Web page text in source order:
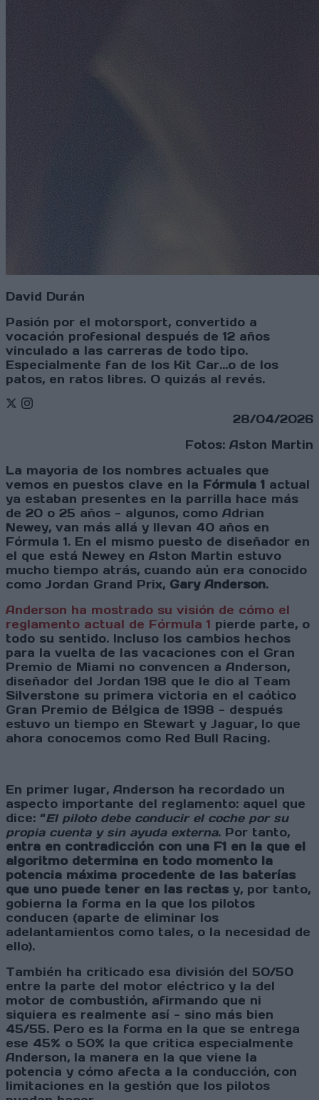
David Durán
Pasión por el motorsport, convertido a
vocación profesional después de 12 años
vinculado a las carreras de todo tipo.
Especialmente fan de los Kit Car...o de los
patos, en ratos libres. O quizás al revés.
Twitter
Instagram
28/04/2026
Fotos: Aston Martin
La mayoria de los nombres actuales que
vemos en puestos clave en la Fórmula 1 actual
ya estaban presentes en la parrilla hace más
de 20 o 25 años - algunos, como Adrian
Newey, van más allá y llevan 40 años en
Fórmula 1. En el mismo puesto de diseñador en
el que está Newey en Aston Martin estuvo
mucho tiempo atrás, cuando aún era conocido
como Jordan Grand Prix, Gary Anderson.
Anderson ha mostrado su visión de cómo el
reglamento actual de Fórmula 1 pierde parte, o
todo su sentido. Incluso los cambios hechos
para la vuelta de las vacaciones con el Gran
Premio de Miami no convencen a Anderson,
diseñador del Jordan 198 que le dio al Team
Silverstone su primera victoria en el caótico
Gran Premio de Bélgica de 1998 - después
estuvo un tiempo en Stewart y Jaguar, lo que
ahora conocemos como Red Bull Racing.
En primer lugar, Anderson ha recordado un
aspecto importante del reglamento: aquel que
dice: “El piloto debe conducir el coche por su
propia cuenta y sin ayuda externa. Por tanto,
entra en contradicción con una F1 en la que el
algoritmo determina en todo momento la
potencia máxima procedente de las baterías
que uno puede tener en las rectas y, por tanto,
gobierna la forma en la que los pilotos
conducen (aparte de eliminar los
adelantamientos como tales, o la necesidad de
ello).
También ha criticado esa división del 50/50
entre la parte del motor eléctrico y la del
motor de combustión, afirmando que ni
siquiera es realmente así - sino más bien
45/55. Pero es la forma en la que se entrega
ese 45% o 50% la que critica especialmente
Anderson, la manera en la que viene la
potencia y cómo afecta a la conducción, con
limitaciones en la gestión que los pilotos